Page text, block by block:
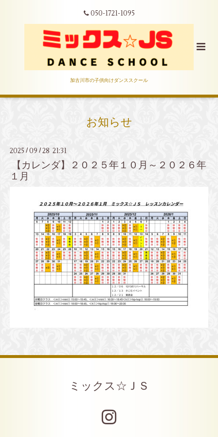
050-1721-1095
加古川市の子供向けダンススクール
お知らせ
2025 / 09 / 28 21:31
【カレンダ】２０２５年１０月～２０２６年
１月
ミックス☆ＪＳ